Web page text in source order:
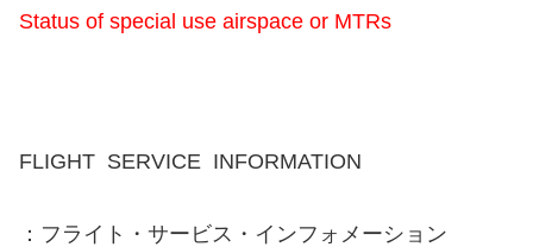
Status of special use airspace or MTRs
FLIGHT SERVICE INFORMATION
：フライト・サービス・インフォメーション